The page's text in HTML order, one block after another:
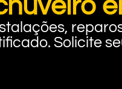
Solicite